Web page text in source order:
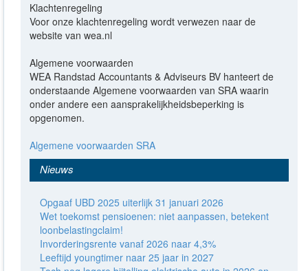
Klachtenregeling
Voor onze klachtenregeling wordt verwezen naar de
website van wea.nl
Algemene voorwaarden
WEA Randstad Accountants & Adviseurs BV hanteert de
onderstaande Algemene voorwaarden van SRA waarin
onder andere een aansprakelijkheidsbeperking is
opgenomen.
Algemene voorwaarden SRA
Nieuws
Opgaaf UBD 2025 uiterlijk 31 januari 2026
Wet toekomst pensioenen: niet aanpassen, betekent
loonbelastingclaim!
Invorderingsrente vanaf 2026 naar 4,3%
Leeftijd youngtimer naar 25 jaar in 2027